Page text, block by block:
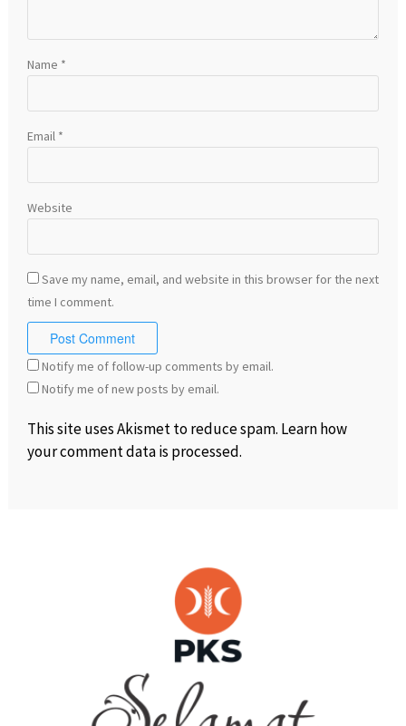
Name *
Email *
Website
Save my name, email, and website in this browser for the next
time I comment.
Notify me of follow-up comments by email.
Notify me of new posts by email.
This site uses Akismet to reduce spam. Learn how
your comment data is processed.